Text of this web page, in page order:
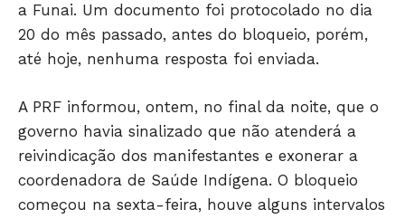
a Funai. Um documento foi protocolado no dia
20 do mês passado, antes do bloqueio, porém,
até hoje, nenhuma resposta foi enviada.
A PRF informou, ontem, no final da noite, que o
governo havia sinalizado que não atenderá a
reivindicação dos manifestantes e exonerar a
coordenadora de Saúde Indígena. O bloqueio
começou na sexta-feira, houve alguns intervalos